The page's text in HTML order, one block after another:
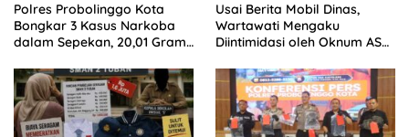
Polres Probolinggo Kota
Bongkar 3 Kasus Narkoba
dalam Sepekan, 20,01 Gram
Usai Berita Mobil Dinas,
Wartawati Mengaku
Diintimidasi oleh Oknum ASN
Tempuh Jalur Hukum